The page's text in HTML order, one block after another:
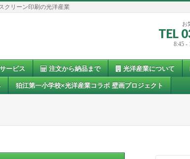
リーン印刷の光洋産業
お
TEL
8:45 -
ービス 注文から納品まで 光洋産業について
狛江第一小学校×光洋産業コラボ 壁画プロジェクト